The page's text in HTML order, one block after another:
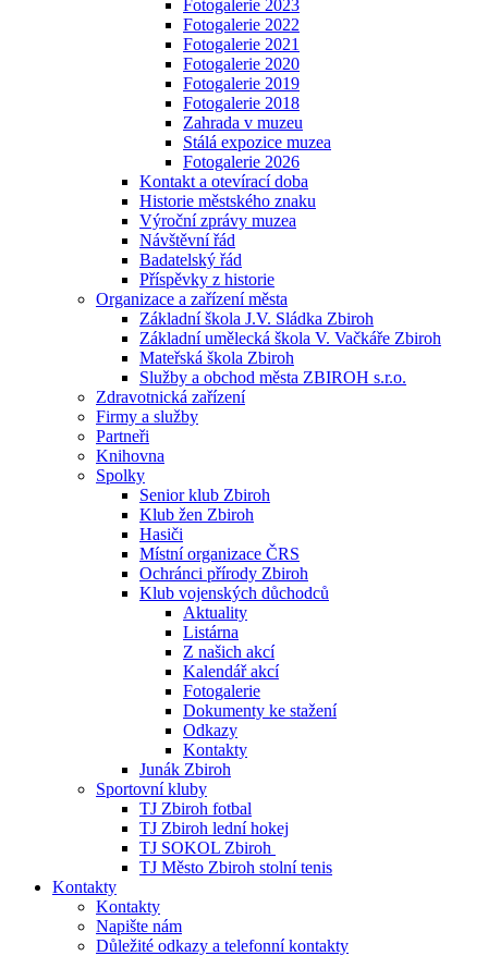
Fotogalerie 2023
Fotogalerie 2022
Fotogalerie 2021
Fotogalerie 2020
Fotogalerie 2019
Fotogalerie 2018
Zahrada v muzeu
Stálá expozice muzea
Fotogalerie 2026
Kontakt a otevírací doba
Historie městského znaku
Výroční zprávy muzea
Návštěvní řád
Badatelský řád
Příspěvky z historie
Organizace a zařízení města
Základní škola J.V. Sládka Zbiroh
Základní umělecká škola V. Vačkáře Zbiroh
Mateřská škola Zbiroh
Služby a obchod města ZBIROH s.r.o.
Zdravotnická zařízení
Firmy a služby
Partneři
Knihovna
Spolky
Senior klub Zbiroh
Klub žen Zbiroh
Hasiči
Místní organizace ČRS
Ochránci přírody Zbiroh
Klub vojenských důchodců
Aktuality
Listárna
Z našich akcí
Kalendář akcí
Fotogalerie
Dokumenty ke stažení
Odkazy
Kontakty
Junák Zbiroh
Sportovní kluby
TJ Zbiroh fotbal
TJ Zbiroh lední hokej
TJ SOKOL Zbiroh
TJ Město Zbiroh stolní tenis
Kontakty
Kontakty
Napište nám
Důležité odkazy a telefonní kontakty